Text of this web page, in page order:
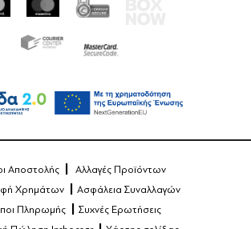
Αποστολής
Αλλαγές Προϊόντων
Χρημάτων
Ασφάλεια Συναλλαγών
Πληρωμής
Συχνές Ερωτήσεις